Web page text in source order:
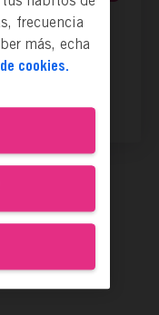
la
frecuencia
más, echa
cookies.